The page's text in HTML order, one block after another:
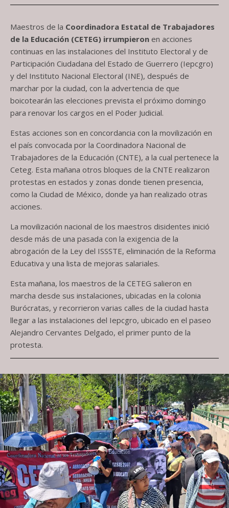
Maestros de la Coordinadora Estatal de Trabajadores
de la Educación (CETEG) irrumpieron en acciones
continuas en las instalaciones del Instituto Electoral y de
Participación Ciudadana del Estado de Guerrero (Iepcgro)
y del Instituto Nacional Electoral (INE), después de
marchar por la ciudad, con la advertencia de que
boicotearán las elecciones prevista el próximo domingo
para renovar los cargos en el Poder Judicial.
Estas acciones son en concordancia con la movilización en
el país convocada por la Coordinadora Nacional de
Trabajadores de la Educación (CNTE), a la cual pertenece la
Ceteg. Esta mañana otros bloques de la CNTE realizaron
protestas en estados y zonas donde tienen presencia,
como la Ciudad de México, donde ya han realizado otras
acciones.
La movilización nacional de los maestros disidentes inició
desde más de una pasada con la exigencia de la
abrogación de la Ley del ISSSTE, eliminación de la Reforma
Educativa y una lista de mejoras salariales.
Esta mañana, los maestros de la CETEG salieron en
marcha desde sus instalaciones, ubicadas en la colonia
Burócratas, y recorrieron varias calles de la ciudad hasta
llegar a las instalaciones del Iepcgro, ubicado en el paseo
Alejandro Cervantes Delgado, el primer punto de la
protesta.